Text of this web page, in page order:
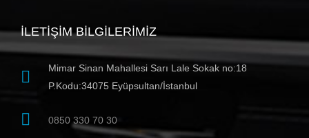
İLETIŞIM BILGILERIMIZ
Mimar Sinan Mahallesi Sarı Lale Sokak no:18
P.Kodu:34075 Eyüpsultan/İstanbul
0850 330 70 30